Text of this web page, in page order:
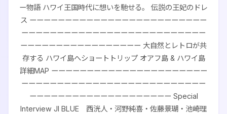
ー物語 ハワイ王国時代に想いを馳せる。 伝説の王妃のドレ
ス ーーーーーーーーーーーーーーーーーーーーーーーーー
ーーーーーーーーーーーーーーーーーーーーーーーーーー
ーーーーーーーーーーーーーーーーー 大自然とレトロが共
存する ハワイ島へショートトリップ オアフ島 & ハワイ島
詳細MAP ーーーーーーーーーーーーーーーーーーーーーー
ーーーーーーーーーーーーーーーーーーーーーーーーーー
ーーーーーーーーーーーーーーーーーーーー Special
Interview JI BLUE 西洸人・河野純喜・佐藤景瑚・池崎理